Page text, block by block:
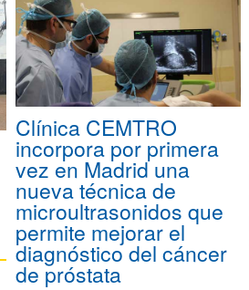
Clínica CEMTRO
incorpora por primera
vez en Madrid una
nueva técnica de
microultrasonidos que
permite mejorar el
diagnóstico del cáncer
de próstata